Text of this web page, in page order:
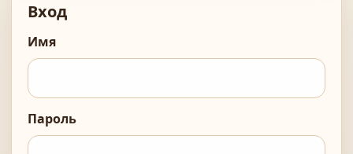
Вход
Имя
Пароль